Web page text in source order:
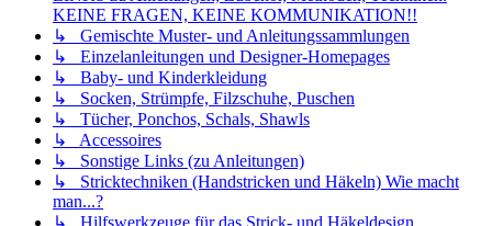
KEINE FRAGEN, KEINE KOMMUNIKATION!!
↳ Gemischte Muster- und Anleitungssammlungen
↳ Einzelanleitungen und Designer-Homepages
↳ Baby- und Kinderkleidung
↳ Socken, Strümpfe, Filzschuhe, Puschen
↳ Tücher, Ponchos, Schals, Shawls
↳ Accessoires
↳ Sonstige Links (zu Anleitungen)
↳ Stricktechniken (Handstricken und Häkeln) Wie macht
man...?